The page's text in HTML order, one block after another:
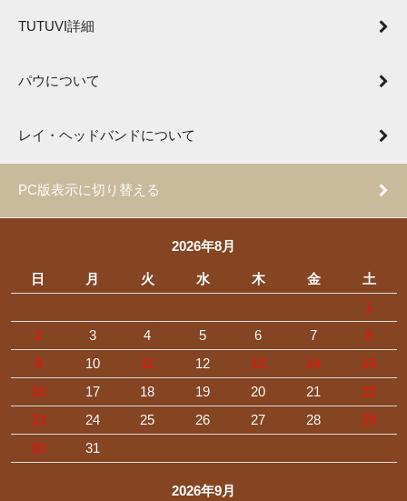
TUTUVI詳細
パウについて
レイ・ヘッドバンドについて
PC版表示に切り替える
2026年8月
日 月 火 水 木 金
土
1
2
3 4 5 6 7
8
9
10 11 12 13 14
15
16
17 18 19 20 21
22
23
24 25 26 27 28
29
30
31
2026年9月